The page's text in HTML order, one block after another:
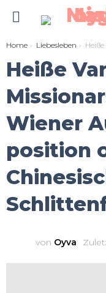
You are here:
Home Liebesleben Heiße Varianten der
Heiße
Wiener
position
von Oyva